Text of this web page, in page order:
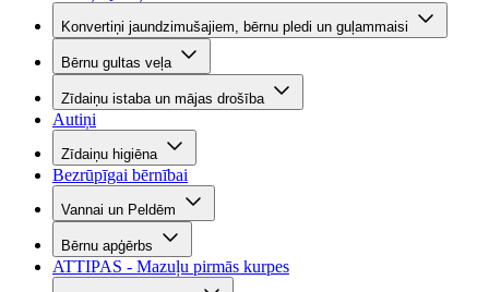
Konvertiņi jaundzimušajiem, bērnu pledi un guļammaisi
Bērnu gultas veļa
Zīdaiņu istaba un mājas drošība
Autiņi
Zīdaiņu higiēna
Bezrūpīgai bērnībai
Vannai un Peldēm
Bērnu apģērbs
ATTIPAS - Mazuļu pirmās kurpes